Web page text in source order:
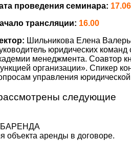
проведения семинара:
трансляции: 16.00
Шильникова Елена
юридических
менеджмента. Соавтор
организации»‎. Спикер
управления
следующие
объекта аренды в договоре.